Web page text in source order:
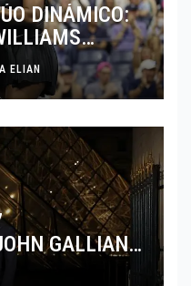
DINÁMICO:
EN
ELIAN
GALLIANO
DEL REY